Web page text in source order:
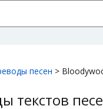
песен >
текстов